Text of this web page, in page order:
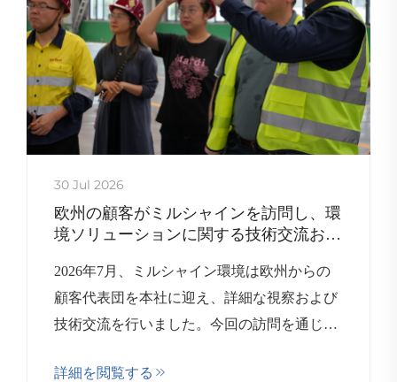
30 Jul 2026
欧州の顧客がミルシャインを訪問し、環
境ソリューションに関する技術交流およ
2026年7月、ミルシャイン環境は欧州からの
顧客代表団を本社に迎え、詳細な視察および
技術交流を行いました。今回の訪問を通じ
いて協議し、今後の連携可能性を検討しまし
詳細を閲覧する